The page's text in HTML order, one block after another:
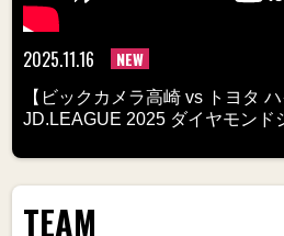
2025.11.16 NEW
【ビックカメラ高崎 vs トヨタ
JD.LEAGUE 2025 ダイヤモンド
TEAM